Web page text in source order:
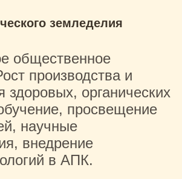
земледелия
общественное
производства и
здоровых, органических
просвещение
научные
внедрение
в АПК.